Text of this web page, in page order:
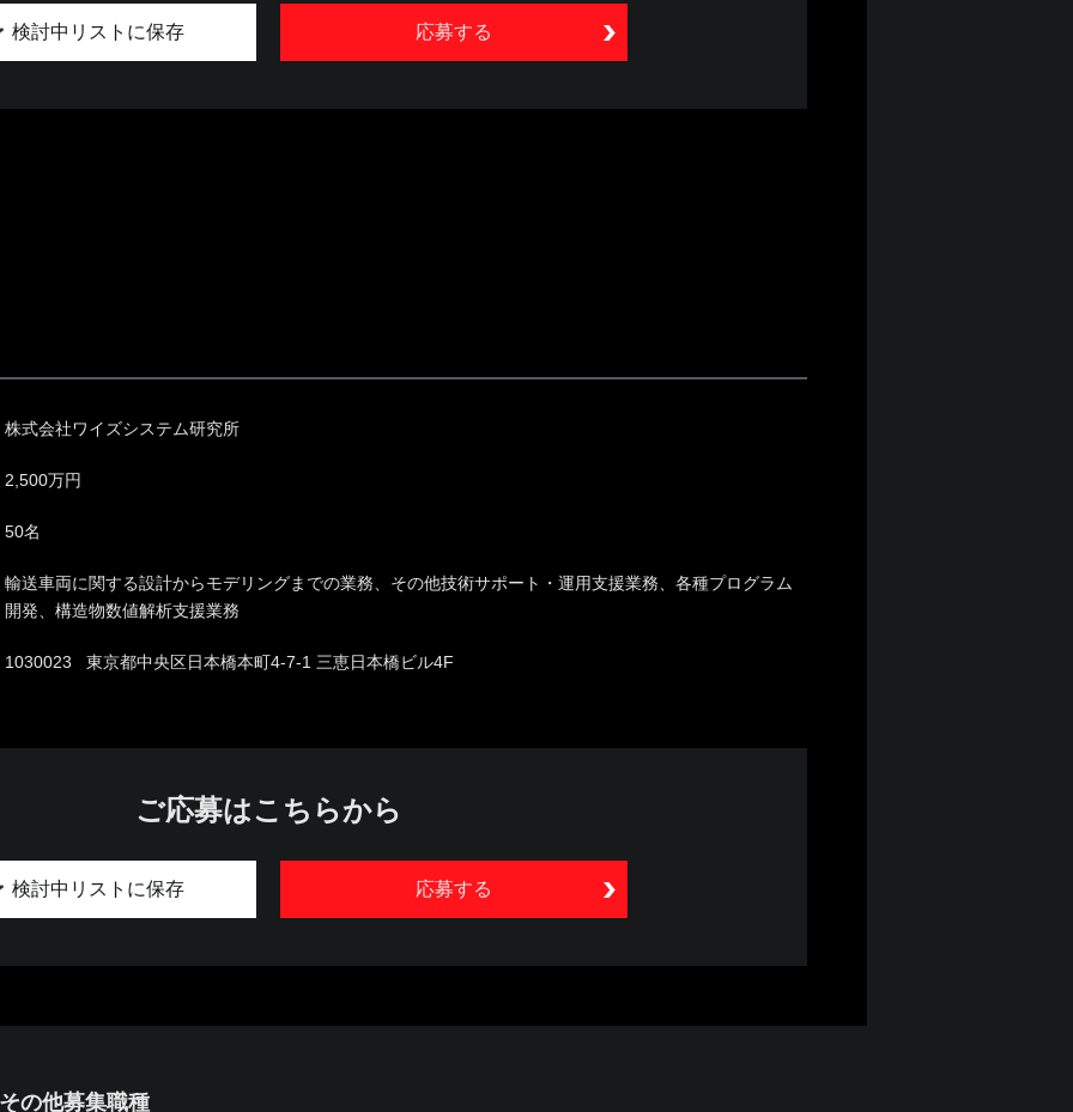
応募する
検討中リストに保存
株式会社ワイズシステム研究所
2,500万円
50名
輸送車両に関する設計からモデリングまでの業務、その他技術サポート・運用支援業務、各種プログラム
開発、構造物数値解析支援業務
1030023 東京都中央区日本橋本町4-7-1 三恵日本橋ビル4F
ご応募はこちらから
応募する
検討中リストに保存
の他募集職種